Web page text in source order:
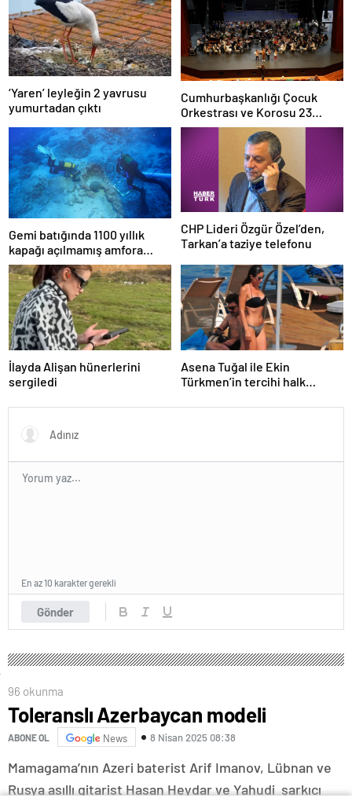
‘Yaren’ leyleğin 2 yavrusu
yumurtadan çıktı
Cumhurbaşkanlığı Çocuk
Orkestrası ve Korosu 23
Nisan’da ilk kez sahne alacak
Gemi batığında 1100 yıllık
kapağı açılmamış amfora
bulundu
CHP Lideri Özgür Özel’den,
Tarkan’a taziye telefonu
İlayda Alişan hünerlerini
sergiledi
Asena Tuğal ile Ekin
Türkmen’in tercihi halk
Gönder
En az 10 karakter gerekli
96 okunma
Toleranslı Azerbaycan modeli
ABONE OL News 8 Nisan 2025 08:38
Mamagama’nın Azeri baterist Arif Imanov, Lübnan ve
Rusya asıllı gitarist Hasan Heydar ve Yahudi şarkıcı